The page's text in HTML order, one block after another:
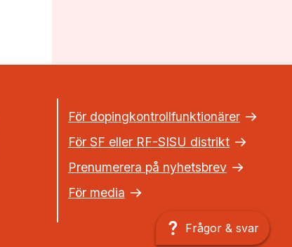
För dopingkontrollfunktionärer
För SF eller RF-SISU distrikt
Prenumerera på nyhetsbrev
För media
Frågor & svar